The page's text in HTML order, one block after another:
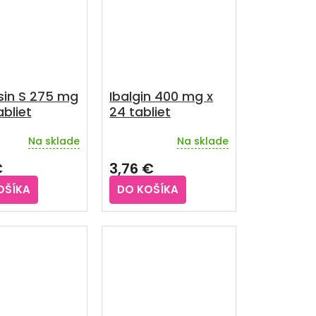
S 275 mg
Na sklade
Ibalgin 400 mg x
24 tabliet
produktu
je
5,0
z
5
Na sklade
3,76 €
DO KOŠÍKA